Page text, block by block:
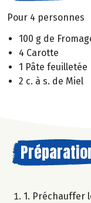
Pour 4 personnes
100 g de
4 Carotte
1 Pâte feuilletée
2 c. à s. de Miel
1. Préchauffer